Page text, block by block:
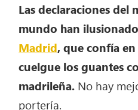
Las declaraciones
mundo han
Madrid, que confía
cuelgue los guantes
madrileña. No hay
portería.